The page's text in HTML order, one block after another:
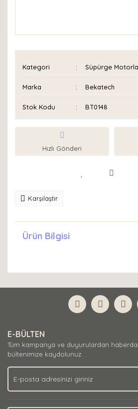
Kategori Süpürge
Marka Bekatech
Stok Kodu BT0148
Hızlı Gönderi
Karşılaştır
Ürün Bilgisi
E-BÜLTEN
Tüm kampanya ve duyurulardan
bültenimize kaydolunuz.